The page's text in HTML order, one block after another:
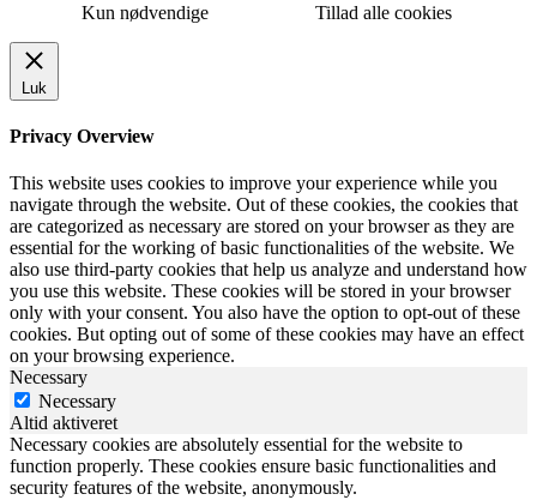
Kun nødvendige Tillad alle cookies
Luk
Privacy Overview
This website uses cookies to improve your experience while you
navigate through the website. Out of these cookies, the cookies that
are categorized as necessary are stored on your browser as they are
essential for the working of basic functionalities of the website. We
also use third-party cookies that help us analyze and understand how
you use this website. These cookies will be stored in your browser
only with your consent. You also have the option to opt-out of these
cookies. But opting out of some of these cookies may have an effect
on your browsing experience.
Necessary
Necessary
Altid aktiveret
Necessary cookies are absolutely essential for the website to
function properly. These cookies ensure basic functionalities and
security features of the website, anonymously.